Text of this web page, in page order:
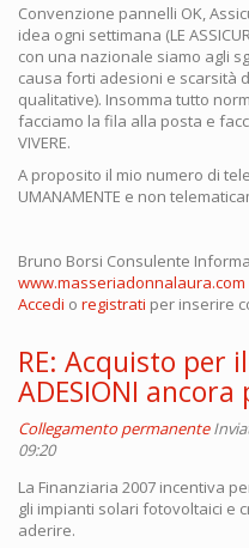
Convenzione pannelli OK,
idea ogni settimana (LE
con una nazionale siamo agli
causa forti adesioni e scarsità
qualitative). Insomma tutto
facciamo la fila alla posta e
VIVERE.
A proposito il mio numero di
UMANAMENTE e non
Bruno Borsi Consulente
www.masseriadonnalaura.com
Accedi o registrati per inserire
RE: Acquisto per
ADESIONI ancora
Collegamento permanente
09:20
La Finanziaria 2007 incentiva
gli impianti solari fotovoltaici e
aderire.